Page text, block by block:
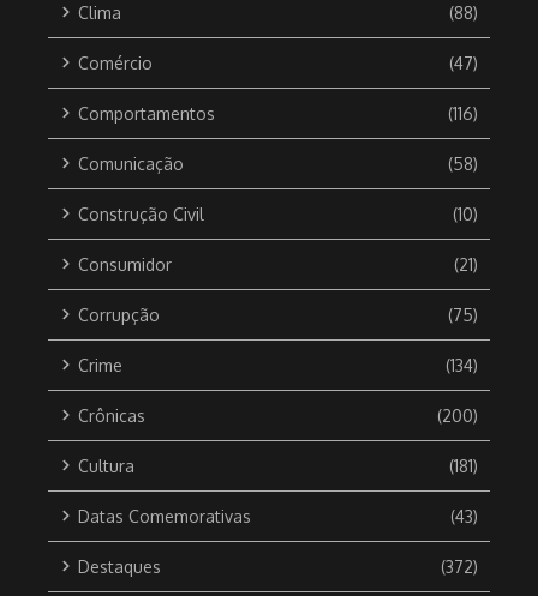
Clima (88)
Comércio (47)
Comportamentos (116)
Comunicação (58)
Construção Civil (10)
Consumidor (21)
Corrupção (75)
Crime (134)
Crônicas (200)
Cultura (181)
Datas Comemorativas (43)
Destaques (372)